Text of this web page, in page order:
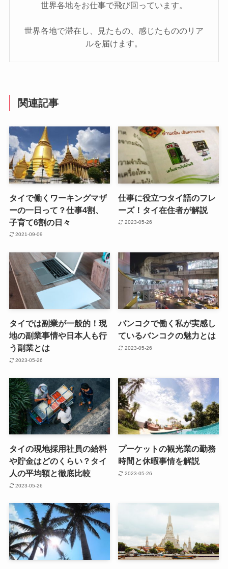
世界各地をお仕事で飛び回っています。
世界各地で滞在し、見たもの、感じたもののリア
ルを届けます。
関連記事
タイで働くワーキングマザ
ーの一日って？仕事4割、
子育て6割の日々
2021-09-09
仕事に役立つタイ語のフレ
ーズ！タイ在住者が解説
2023-05-26
タイでは副業が一般的！現
地の副業事情や日本人も行
う副業とは
2023-05-26
バンコクで働く私が実感し
ているバンコクの魅力とは
2023-05-26
タイの現地採用社員の給料
や貯金はどのくらい？タイ
人の平均額と徹底比較
2023-05-26
プーケットの観光業の勤務
時間と休暇事情を解説
2023-05-26